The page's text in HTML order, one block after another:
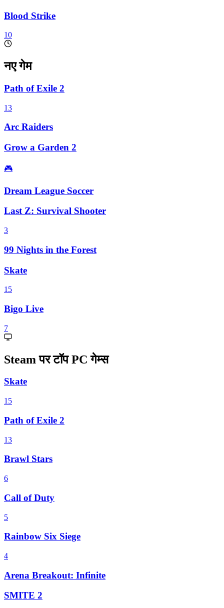
Blood Strike
10
नए गेम
Path of Exile 2
13
Arc Raiders
Grow a Garden 2
🎮
Dream League Soccer
Last Z: Survival Shooter
3
99 Nights in the Forest
Skate
15
Bigo Live
7
Steam पर टॉप PC गेम्स
Skate
15
Path of Exile 2
13
Brawl Stars
6
Call of Duty
5
Rainbow Six Siege
4
Arena Breakout: Infinite
SMITE 2